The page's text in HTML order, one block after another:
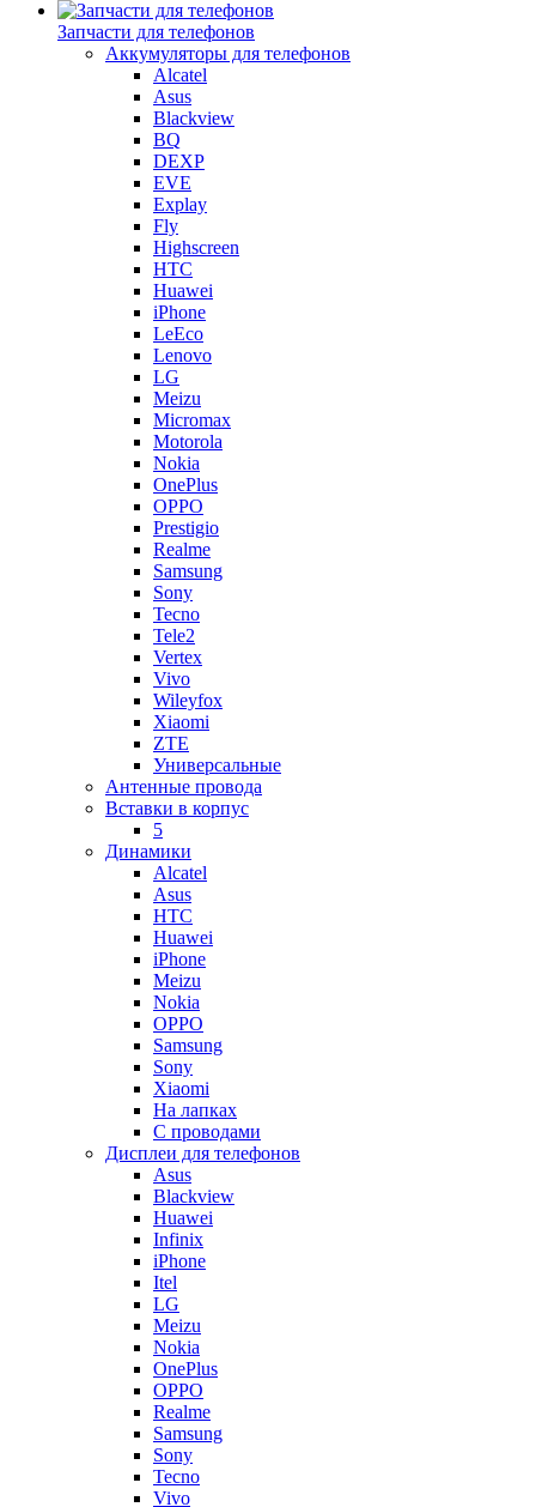
Запчасти для телефонов
Аккумуляторы для телефонов
Alcatel
Asus
Blackview
BQ
DEXP
EVE
Explay
Fly
Highscreen
HTC
Huawei
iPhone
LeEco
Lenovo
LG
Meizu
Micromax
Motorola
Nokia
OnePlus
OPPO
Prestigio
Realme
Samsung
Sony
Tecno
Tele2
Vertex
Vivo
Wileyfox
Xiaomi
ZTE
Универсальные
Антенные провода
Вставки в корпус
5
Динамики
Alcatel
Asus
HTC
Huawei
iPhone
Meizu
Nokia
OPPO
Samsung
Sony
Xiaomi
На лапках
С проводами
Дисплеи для телефонов
Asus
Blackview
Huawei
Infinix
iPhone
Itel
LG
Meizu
Nokia
OnePlus
OPPO
Realme
Samsung
Sony
Tecno
Vivo